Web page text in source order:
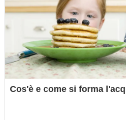
Cos'è e come si forma